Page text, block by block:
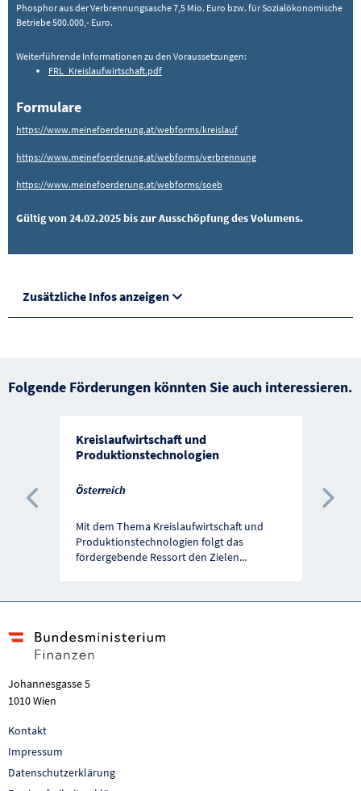
Phosphor aus der Verbrennungsasche 7,5 Mio. Euro bzw. für Sozialökonomische
Betriebe 500.000,- Euro.
Weiterführende Informationen zu den Voraussetzungen:
FRL_Kreislaufwirtschaft.pdf
Formulare
https://www.meinefoerderung.at/webforms/kreislauf
https://www.meinefoerderung.at/webforms/verbrennung
https://www.meinefoerderung.at/webforms/soeb
Gültig von 24.02.2025 bis zur Ausschöpfung des Volumens.
Zusätzliche Infos anzeigen
Folgende Förderungen könnten Sie auch interessieren.
Kreislaufwirtschaft und
Produktionstechnologien
Österreich
Mit dem Thema Kreislaufwirtschaft und
Produktionstechnologien folgt das
fördergebende Ressort den Zielen...
Vorherige Förderung
Johannesgasse 5
1010 Wien
Kontakt
Impressum
Datenschutzerklärung